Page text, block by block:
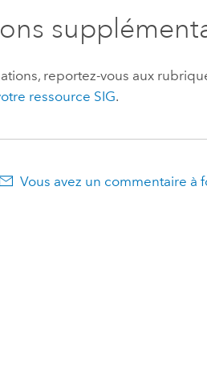
reportez-vous aux
ressource SIG.
Vous avez un commentaire